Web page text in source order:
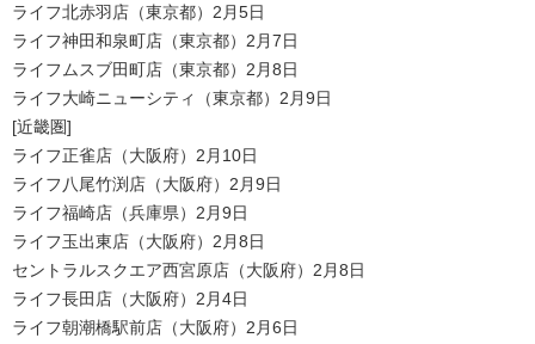
ライフ北赤羽店（東京都）2月5日
ライフ神田和泉町店（東京都）2月7日
ライフムスブ田町店（東京都）2月8日
ライフ大崎ニューシティ（東京都）2月9日
[近畿圏]
ライフ正雀店（大阪府）2月10日
ライフ八尾竹渕店（大阪府）2月9日
ライフ福崎店（兵庫県）2月9日
ライフ玉出東店（大阪府）2月8日
セントラルスクエア西宮原店（大阪府）2月8日
ライフ長田店（大阪府）2月4日
ライフ朝潮橋駅前店（大阪府）2月6日